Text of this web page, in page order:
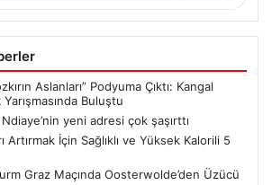
Aslanları” Podyuma Çıktı: Kangal
Buluştu
Ndiaye’nin yeni adresi çok şaşırttı
Artırmak İçin Sağlıklı ve Yüksek Kalorili 5
Graz Maçında Oosterwolde’den Üzücü